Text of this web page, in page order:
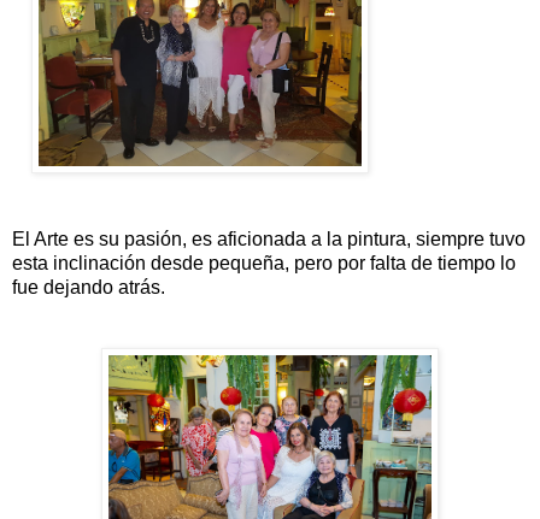
El Arte es su pasión, es aficionada a la pintura, siempre tuvo
esta inclinación desde pequeña, pero por falta de tiempo lo
fue dejando atrás.